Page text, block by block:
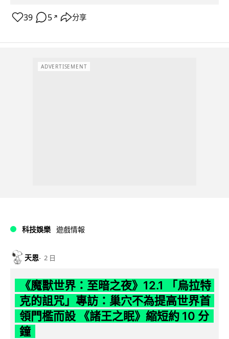
39 5 ↗ 分享
ADVERTISEMENT
科技娛樂 遊戲情報
天恩 2 日
《魔獸世界：至暗之夜》12.1 「烏拉特
克的詛咒」專訪：巢穴不為提高世界首
領門檻而設 《諸王之眠》縮短約 10 分
鐘